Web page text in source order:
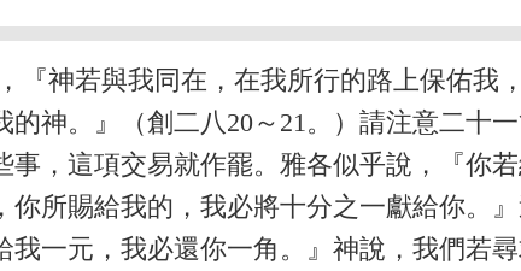
『神若與我同在，在我所行的路上保佑我
神。』（創二八20～21。）請注意二十一
，這項交易就作罷。雅各似乎說，『你
所賜給我的，我必將十分之一獻給你。
一元，我必還你一角。』神說，我們若